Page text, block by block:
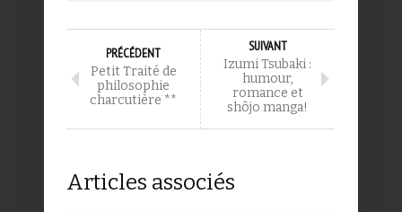
PRÉCÉDENT
Petit Traité de
philosophie
charcutière **
SUIVANT
Izumi Tsubaki :
humour,
romance et
shôjo manga!
Articles associés